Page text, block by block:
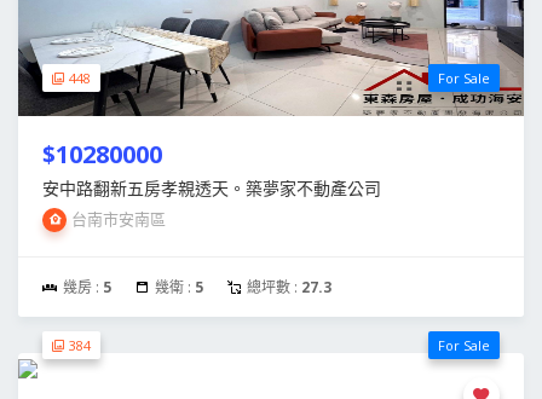
448 For Sale
$10280000
安中路翻新五房孝親透天。築夢家不動產公司
台南市安南區
幾房 : 5 幾衛 : 5 總坪數 : 27.3
384 For Sale